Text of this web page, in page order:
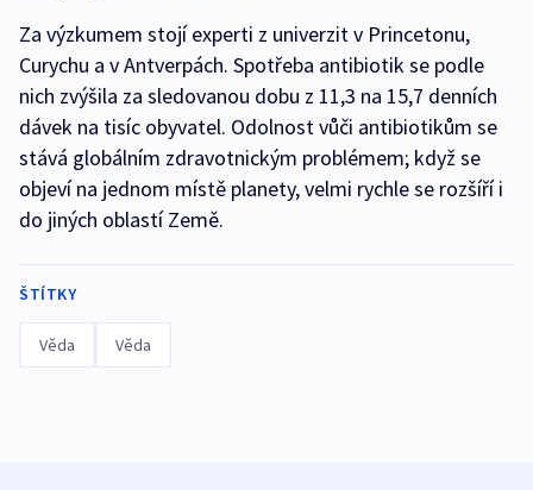
Za výzkumem stojí experti z univerzit v Princetonu,
Curychu a v Antverpách. Spotřeba antibiotik se podle
nich zvýšila za sledovanou dobu z 11,3 na 15,7 denních
dávek na tisíc obyvatel. Odolnost vůči antibiotikům se
stává globálním zdravotnickým problémem; když se
objeví na jednom místě planety, velmi rychle se rozšíří i
do jiných oblastí Země.
ŠTÍTKY
Věda Věda